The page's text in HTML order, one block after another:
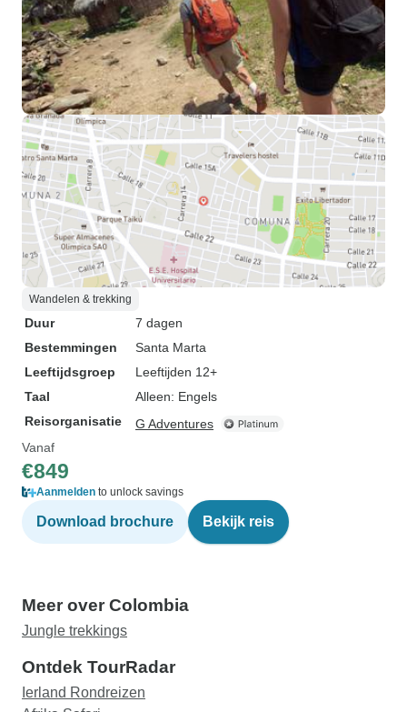
Wandelen & trekking
Duur
7 dagen
Bestemmingen
Santa Marta
Leeftijdsgroep
Leeftijden 12+
Taal
Alleen: Engels
Reisorganisatie
G Adventures
Vanaf
€849
Aanmelden to unlock savings
Download brochure Bekijk reis
Meer over Colombia
Jungle trekkings
Ontdek TourRadar
Ierland Rondreizen